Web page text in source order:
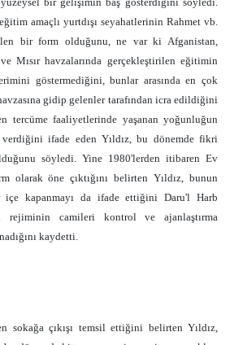
amaçlı yurtdışı seyahatlerinin Rahmet vb.
bir form olduğunu, ne var ki Afganistan,
Mısır havzalarında gerçekleştirilen eğitimin
göstermediğini, bunlar arasında en çok
gidip gelenler tarafından icra edildiğini
tercüme faaliyetlerinde yaşanan yoğunluğun
ifade eden Yıldız, bu dönemde fikri
söyledi. Yine 1980'lerden itibaren Ev
olarak öne çıktığını belirten Yıldız, bunun
içe kapanmayı da ifade ettiğini Daru'l Harb
rejiminin camileri kontrol ve ajanlaştırma
kaydetti.
sokağa çıkışı temsil ettiğini belirten Yıldız,